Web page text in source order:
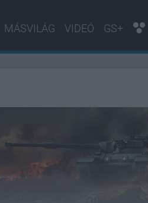
MÁSVILÁG VIDEÓ GS+